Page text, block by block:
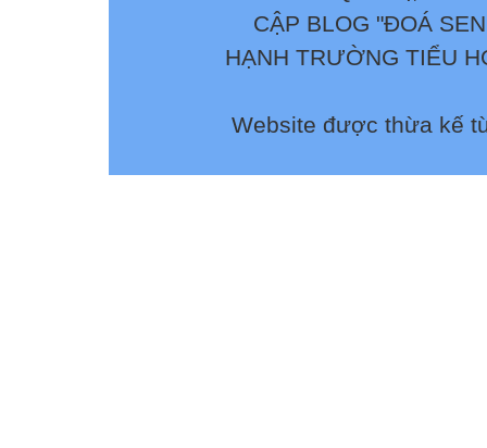
CẬP BLOG "ĐOÁ
HẠNH TRƯỜNG TIỂU
Website được thừa kế